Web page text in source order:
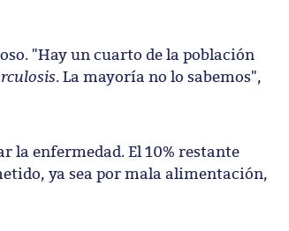
"Hay un cuarto de la población
. La mayoría no lo sabemos",
la enfermedad. El 10% restante
ya sea por mala alimentación,